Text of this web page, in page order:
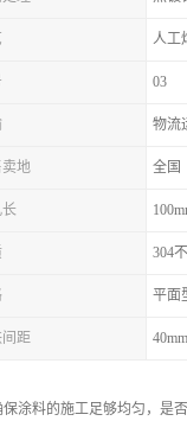
人工
03
物流
卖地 全国
长
304
平面
距 40mm
涂料的施工足够均匀，是